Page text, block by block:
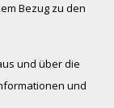
Bezug zu den
und über die
und